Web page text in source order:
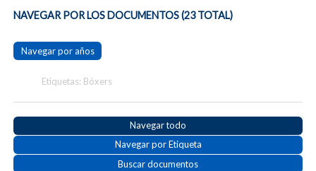
NAVEGAR POR LOS DOCUMENTOS (23 TOTAL)
Navegar por años
Etiquetas: Bóxers
Navegar todo
Navegar por Etiqueta
Buscar documentos